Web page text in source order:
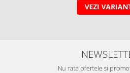
VEZI
Nu rata ofertele si